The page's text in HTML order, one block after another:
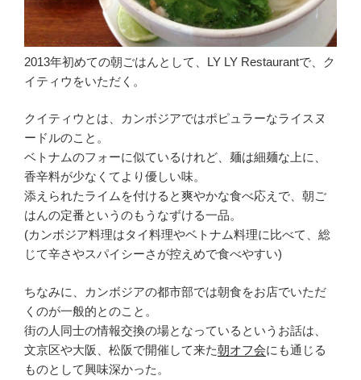
2013年初めての朝ごはんとして、LY LY Restaurantで、ク
イティウをいただく。
クイティウとは、カンボジアではポピュラーなライスヌ
ードルのこと。
ベトナムのフォーに似ているけれど、麺は細麺な上に、
香辛料が少なくてより優しい味。
添えられたライムを付けると爽やかな食べ応えで、朝ご
はんの定番というのもうなずける一品。
(カンボジア料理はタイ料理やベトナム料理に比べて、総
じて辛さやスパイシーさが控えめで食べやすい)
ちなみに、カンボジアの都市部では朝食をお店でいただ
くのが一般的とのこと。
街の人同士の情報交換の場となっているというお話は、
文京区や大阪、松阪で開催して来た朝オフ会にも通じる
ものとして興味深かった。